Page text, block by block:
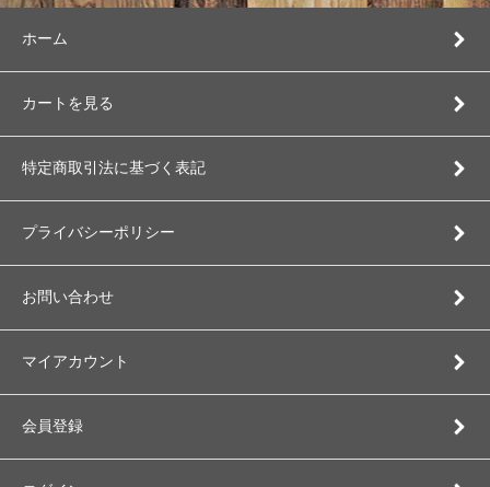
ホーム
カートを見る
特定商取引法に基づく表記
プライバシーポリシー
お問い合わせ
マイアカウント
会員登録